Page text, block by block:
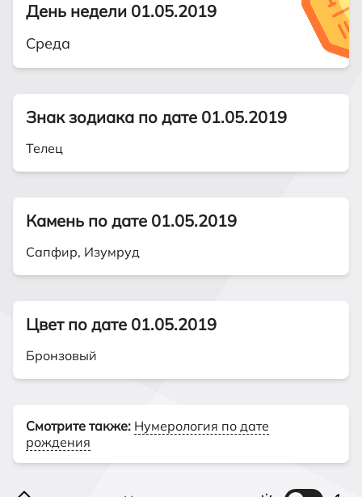
День недели 01.05.2019
Среда
Знак зодиака по дате 01.05.2019
Телец
Камень по дате 01.05.2019
Сапфир, Изумруд
Цвет по дате 01.05.2019
Бронзовый
Смотрите также: Нумерология по дате
рождения